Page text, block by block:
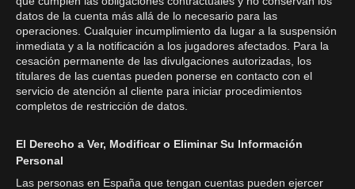
datos de la cuenta más allá de lo necesario para las
operaciones. Cualquier incumplimiento da lugar a la suspensión
inmediata y a la notificación a los jugadores afectados. Para la
cesación permanente de las divulgaciones autorizadas, los
titulares de las cuentas pueden ponerse en contacto con el
servicio de atención al cliente para iniciar procedimientos
completos de restricción de datos.
El Derecho a Ver, Modificar o Eliminar Su Información
Personal
Las personas en España que tengan cuentas pueden ejercer